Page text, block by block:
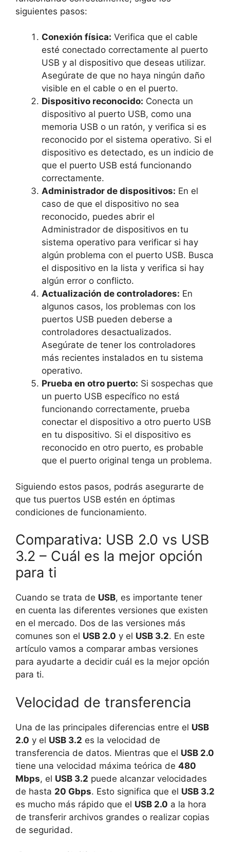
siguientes pasos:
Conexión física: Verifica que el cable
esté conectado correctamente al puerto
USB y al dispositivo que deseas utilizar.
Asegúrate de que no haya ningún daño
visible en el cable o en el puerto.
Dispositivo reconocido: Conecta un
dispositivo al puerto USB, como una
memoria USB o un ratón, y verifica si es
reconocido por el sistema operativo. Si el
dispositivo es detectado, es un indicio de
que el puerto USB está funcionando
correctamente.
Administrador de dispositivos: En el
caso de que el dispositivo no sea
reconocido, puedes abrir el
Administrador de dispositivos en tu
sistema operativo para verificar si hay
algún problema con el puerto USB. Busca
el dispositivo en la lista y verifica si hay
algún error o conflicto.
Actualización de controladores: En
algunos casos, los problemas con los
puertos USB pueden deberse a
controladores desactualizados.
Asegúrate de tener los controladores
más recientes instalados en tu sistema
operativo.
Prueba en otro puerto: Si sospechas que
un puerto USB específico no está
funcionando correctamente, prueba
conectar el dispositivo a otro puerto USB
en tu dispositivo. Si el dispositivo es
reconocido en otro puerto, es probable
que el puerto original tenga un problema.
Siguiendo estos pasos, podrás asegurarte de
que tus puertos USB estén en óptimas
condiciones de funcionamiento.
Comparativa: USB 2.0 vs USB
3.2 – Cuál es la mejor opción
para ti
Cuando se trata de USB, es importante tener
en cuenta las diferentes versiones que existen
en el mercado. Dos de las versiones más
comunes son el USB 2.0 y el USB 3.2. En este
artículo vamos a comparar ambas versiones
para ayudarte a decidir cuál es la mejor opción
para ti.
Velocidad de transferencia
Una de las principales diferencias entre el USB
2.0 y el USB 3.2 es la velocidad de
transferencia de datos. Mientras que el USB 2.0
tiene una velocidad máxima teórica de 480
Mbps, el USB 3.2 puede alcanzar velocidades
de hasta 20 Gbps. Esto significa que el USB 3.2
es mucho más rápido que el USB 2.0 a la hora
de transferir archivos grandes o realizar copias
de seguridad.